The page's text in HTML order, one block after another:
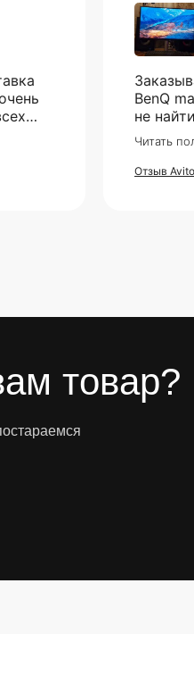
BenQ
не
Читать
Отзыв Avito
товар?